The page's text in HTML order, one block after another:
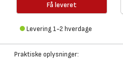
Få leveret
Levering 1-2 hverdage
Praktiske oplysninger: